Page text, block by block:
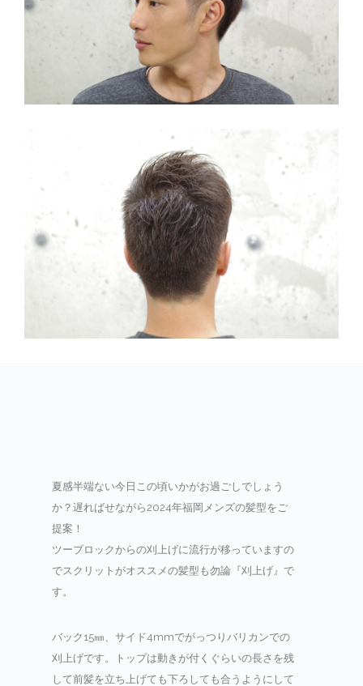
夏感半端ない今日この頃いかがお過ごしでしょう
か？遅ればせながら2024年福岡メンズの髪型をご
提案！
ツーブロックからの刈上げに流行が移っていますの
でスクリットがオススメの髪型も勿論『刈上げ』で
す。
バック15㎜、サイド4mmでがっつりバリカンでの
刈上げです。トップは動きが付くぐらいの長さを残
して前髪を立ち上げても下ろしても合うようにして